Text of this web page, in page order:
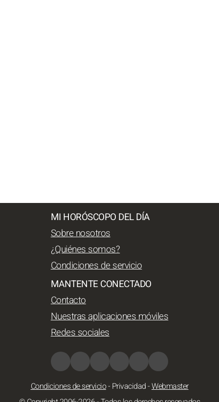
MI HORÓSCOPO DEL DÍA
Sobre nosotros
¿Quiénes somos?
Condiciones de servicio
MANTENTE CONECTADO
Contacto
Nuestras aplicaciones móviles
Redes sociales
Condiciones de servicio- Privacidad-Webmaster